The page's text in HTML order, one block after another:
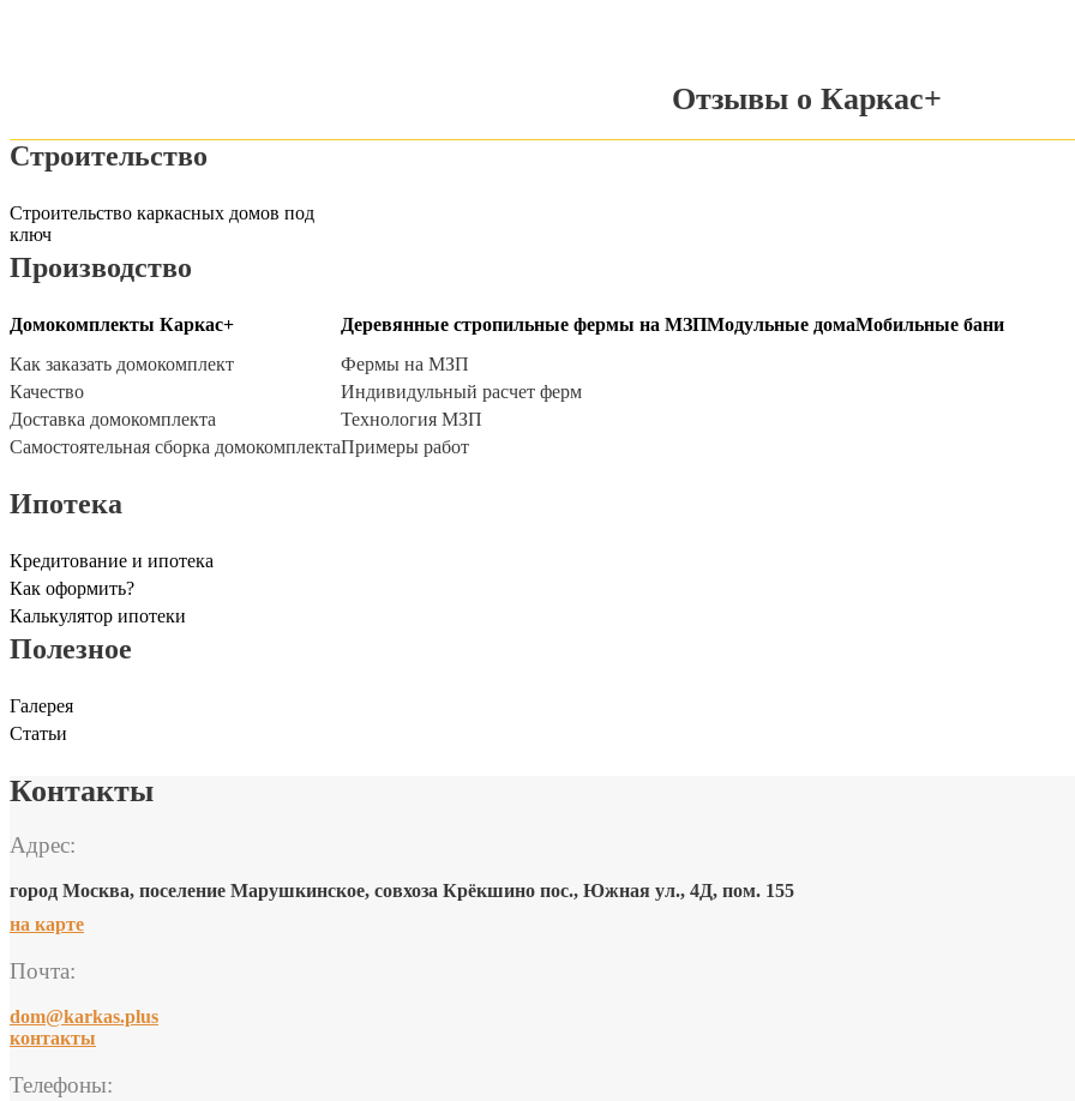
Отзывы о Каркас+
Строительство
Строительство каркасных домов под
ключ
Производство
Домокомплекты Каркас+
Как заказать домокомплект
Качество
Доставка домокомплекта
Самостоятельная сборка домокомплекта
Деревянные стропильные фермы на МЗП
Фермы на МЗП
Индивидульный расчет ферм
Технология МЗП
Примеры работ
Модульные домаМобильные бани
Ипотека
Кредитование и ипотека
Как оформить?
Калькулятор ипотеки
Полезное
Галерея
Статьи
Контакты
Адрес:
город Москва, поселение Марушкинское, совхоза Крёкшино пос., Южная ул., 4Д, пом. 155
на карте
Почта:
dom@karkas.plus
контакты
Телефоны: